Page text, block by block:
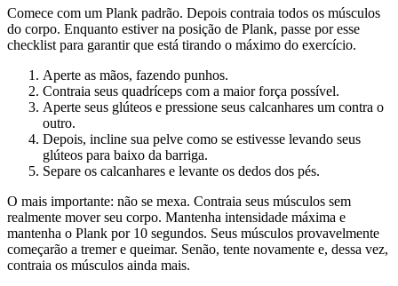
Comece com um Plank padrão. Depois contraia todos os músculos
do corpo. Enquanto estiver na posição de Plank, passe por esse
checklist para garantir que está tirando o máximo do exercício.
Aperte as mãos, fazendo punhos.
Contraia seus quadríceps com a maior força possível.
Aperte seus glúteos e pressione seus calcanhares um contra o
outro.
Depois, incline sua pelve como se estivesse levando seus
glúteos para baixo da barriga.
Separe os calcanhares e levante os dedos dos pés.
O mais importante: não se mexa. Contraia seus músculos sem
realmente mover seu corpo. Mantenha intensidade máxima e
mantenha o Plank por 10 segundos. Seus músculos provavelmente
começarão a tremer e queimar. Senão, tente novamente e, dessa vez,
contraia os músculos ainda mais.